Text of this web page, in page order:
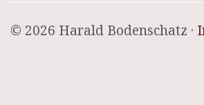
© 2026 Harald Bodenschatz ·